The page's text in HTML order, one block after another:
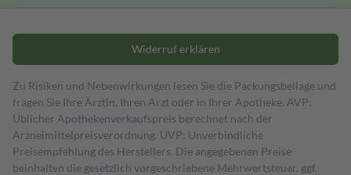
Widerruf erklären
Zu Risiken und Nebenwirkungen lesen Sie die Packungsbeilage und
fragen Sie Ihre Ärztin, Ihren Arzt oder in Ihrer Apotheke. AVP:
Üblicher Apothekenverkaufspreis berechnet nach der
Arzneimittelpreisverordnung. UVP: Unverbindliche
Preisempfehlung des Herstellers. Die angegebenen Preise
beinhalten die gesetzlich vorgeschriebene Mehrwertsteuer, ggf.